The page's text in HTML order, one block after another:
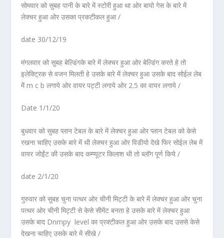
सोमवार को सुबह पानी के बारे में स्टोरी हुआ था ओर बायो गेस के बारे में
लेक्चर हुआ ओर उसका प्रकटीकल हुआ /
date 30/12/19
मंगलवार को सुबह बेल्डिंगके बारे में लेक्चर हुआ ओर बेल्डिंग करते हे तो
इलेक्ट्रिक से वजन मिलती हे उसके बारे में लेक्चर हुआ उसके बाद सोईल लेब
में m c b लगाये ओर वायर पट्टी लगाये ओर 2.5 का वायर लगाये /
Date 1/1/20
बुधवार को सुबह प्लान टेबल के बारे में लेक्चर हुआ ओर प्लान टेबल को केसे
रखना चाहिए उसके बारे में थी लेक्चर हुआ ओर विडीयो देखे फिर सोईल लेब में
वायर जोईंट की उसके बाद कम्प्यूटर किलाश थी तो ब्लॉग पूर्ण किये /
date 2/1/20
गुरुवार को सुबह चुना पत्थर ओर चीनी मिट्टी के बारे में लेक्चर हुआ ओर चुना
पत्थर ओर चीनी मिट्टी से केसे सीमेंट बनता हे उसके बारे में लेक्चर हुआ
उसके बाद Dnmpy level का प्रक्टीकल हुआ ओर उसके बाद उससे केसे
देखना चाहिए उसके बारे में सीखे /